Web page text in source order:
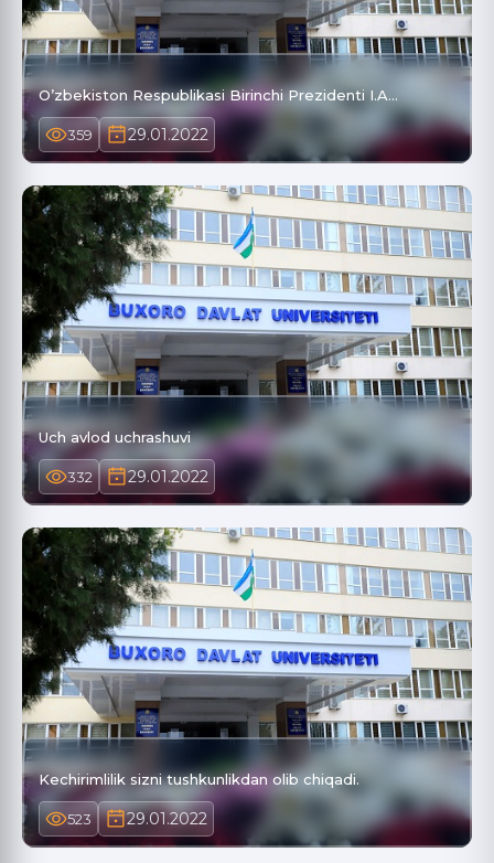
O’zbekiston Respublikasi Birinchi Prezidenti I.A…
359 29.01.2022
Uch avlod uchrashuvi
332 29.01.2022
Kechirimlilik sizni tushkunlikdan olib chiqadi.
523 29.01.2022